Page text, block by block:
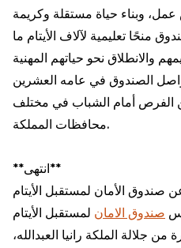
منحًا تعليمية لآلاف الأيتام ما
والانطلاق نحو حياتهم المهنية
الصندوق في عامه العشرين
الفرص أمام الشباب في مختلف
محافظات المملكة.
**انتهى**
صندوق الامان لمستقبل الأيتام
جلالة الملكة رانيا العبدالله،